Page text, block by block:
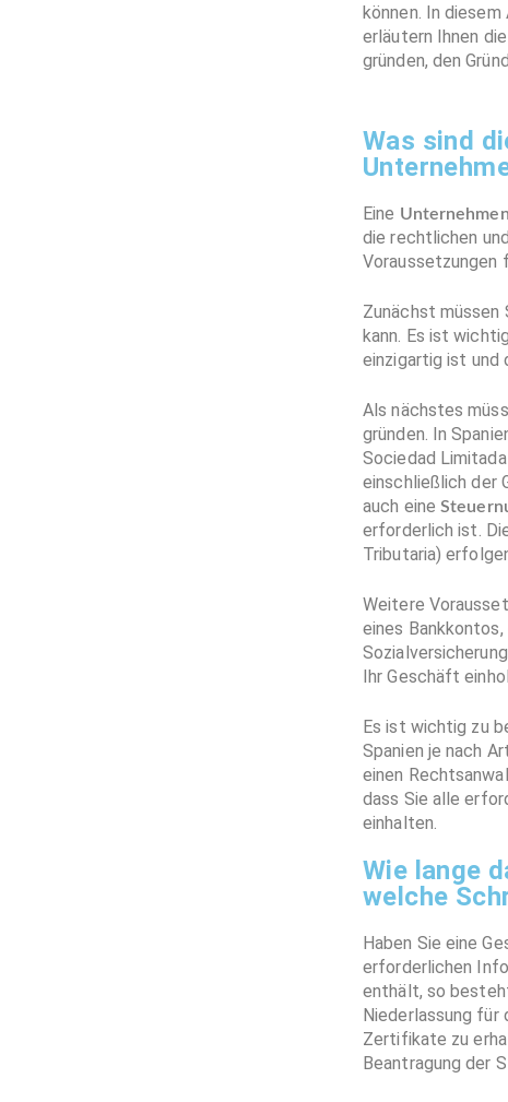
können. In
erläutern Ihnen
gründen, den
Was sind
Eine
die rechtlichen
Voraussetzungen
Zunächst müssen
kann. Es ist
einzigartig ist und
Als nächstes
gründen. In
Sociedad
einschließlich der
auch eine
erforderlich ist.
Tributaria)
Weitere
eines
Ihr Geschäft
Es ist wichtig zu
Spanien je nach
einen
dass Sie alle
einhalten.
Wie lange
welche
Haben Sie eine
erforderlichen
enthält, so
Niederlassung für
Zertifikate zu
Beantragung der